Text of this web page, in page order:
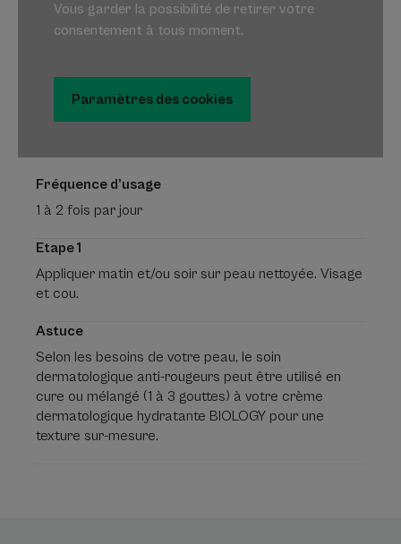
Vous garder la possibilité de retirer votre
consentement à tous moment.
Paramètres des cookies
Fréquence d’usage
1 à 2 fois par jour
Etape 1
Appliquer matin et/ou soir sur peau nettoyée. Visage
et cou.
Astuce
Selon les besoins de votre peau, le soin
dermatologique anti-rougeurs peut être utilisé en
cure ou mélangé (1 à 3 gouttes) à votre crème
dermatologique hydratante BIOLOGY pour une
texture sur-mesure.